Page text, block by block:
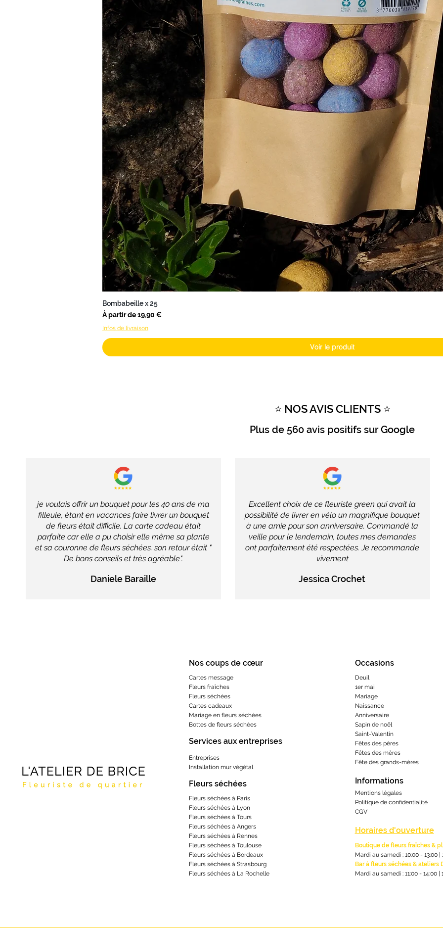
Bombabeille x 25
À partir de19,90 €
Prix promotionnel
Infos de livraison
Voir le produit
⭐ NOS AVIS CLIENTS ⭐
Plus de560 avis positifssur Google
je voulais offrir un bouquet pour les 40 ans de ma
filleule, étant en vacances faire livrer un bouquet
de fleurs était difficile. La carte cadeau était
parfaite car elle a pu choisir elle même sa plante
et sa couronne de fleurs séchées. son retour était "
De bons conseils et très agréable".
Daniele Baraille
Excellent choix de ce fleuriste green qui avait la
possibilité de livrer en vélo un magnifique bouquet
à une amie pour son anniversaire. Commandé la
veille pour le lendemain, toutes mes demandes
ont parfaitement été respectées. Je recommande
vivement
Jessica Crochet
Nos coups de cœur
Cartes message
Fleurs fraîches
Fleurs séchées
Cartes cadeaux
Mariage en fleurs séchées
Bottes de fleurs séchées
Services aux entreprises
Entreprises
Installation mur végétal
Fleurs séchées
Fleurs séchées à Paris
Fleurs séchées à Lyon
Fleurs séchées à Tours
Fleurs séchées à Angers
Fleurs séchées à Rennes
Fleurs séchées à Toulouse
Fleurs séchées à Bordeaux
Fleurs séchées à Strasbourg
Fleurs séchées à La Rochelle
Occasions
Deuil
1er mai
Mariage
Naissance
Anniversaire
Sapin de noël
Saint-Valentin
Fêtes des pères
Fêtes des mères
​Fête des grands-mères
Informations
Mentions légales
Politique de confidentialité
CGV
Horaires d'ouverture
Boutique de fleurs fraîches &
Mardi au samedi : 10:00 - 13:00
Bar à fleurs séchées & ateliers
Mardi au samedi : 11:00 - 14:00